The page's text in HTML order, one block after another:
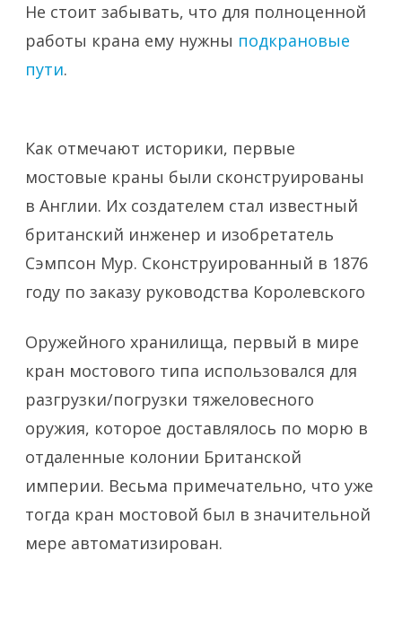
Не стоит забывать, что для полноценной
работы крана ему нужны подкрановые
пути.
Как отмечают историки, первые
мостовые краны были сконструированы
в Англии. Их создателем стал известный
британский инженер и изобретатель
Сэмпсон Мур. Сконструированный в 1876
году по заказу руководства Королевского
Оружейного хранилища, первый в мире
кран мостового типа использовался для
разгрузки/погрузки тяжеловесного
оружия, которое доставлялось по морю в
отдаленные колонии Британской
империи. Весьма примечательно, что уже
тогда кран мостовой был в значительной
мере автоматизирован.